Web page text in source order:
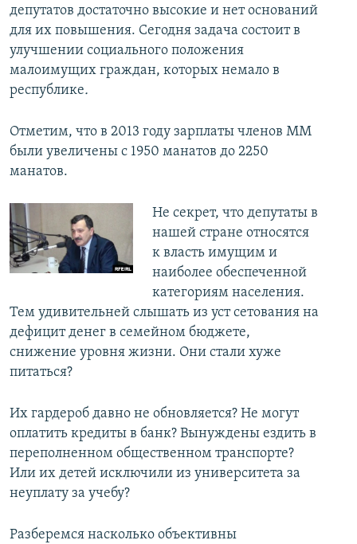
депутатов достаточно высокие и нет оснований
для их повышения. Сегодня задача состоит в
улучшении социального положения
малоимущих граждан, которых немало в
республике.
Отметим, что в 2013 году зарплаты членов ММ
были увеличены с 1950 манатов до 2250
манатов.
Не секрет, что депутаты в
нашей стране относятся
к власть имущим и
наиболее обеспеченной
категориям населения.
Тем удивительней слышать из уст сетования на
дефицит денег в семейном бюджете,
снижение уровня жизни. Они стали хуже
питаться?
Их гардероб давно не обновляется? Не могут
оплатить кредиты в банк? Вынуждены ездить в
переполненном общественном транспорте?
Или их детей исключили из университета за
неуплату за учебу?
Разберемся насколько объективны